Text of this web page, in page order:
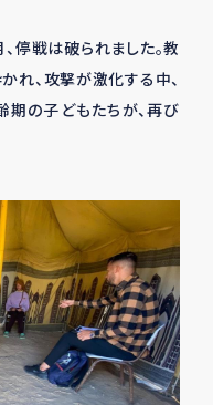
、停戦は破られました。教
れ、攻撃が激化する中、
の子どもたちが、再び